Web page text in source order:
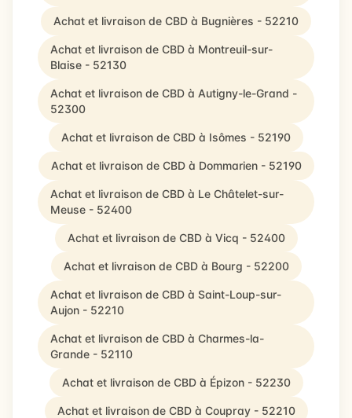
Achat et livraison de CBD à Bugnières - 52210
Achat et livraison de CBD à Montreuil-sur-
Blaise - 52130
Achat et livraison de CBD à Autigny-le-Grand -
52300
Achat et livraison de CBD à Isômes - 52190
Achat et livraison de CBD à Dommarien - 52190
Achat et livraison de CBD à Le Châtelet-sur-
Meuse - 52400
Achat et livraison de CBD à Vicq - 52400
Achat et livraison de CBD à Bourg - 52200
Achat et livraison de CBD à Saint-Loup-sur-
Aujon - 52210
Achat et livraison de CBD à Charmes-la-
Grande - 52110
Achat et livraison de CBD à Épizon - 52230
Achat et livraison de CBD à Coupray - 52210